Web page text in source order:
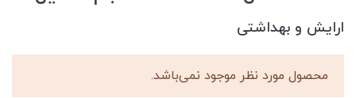
ارایش و بهداشتی
محصول مورد نظر موجود نمی‌باشد.